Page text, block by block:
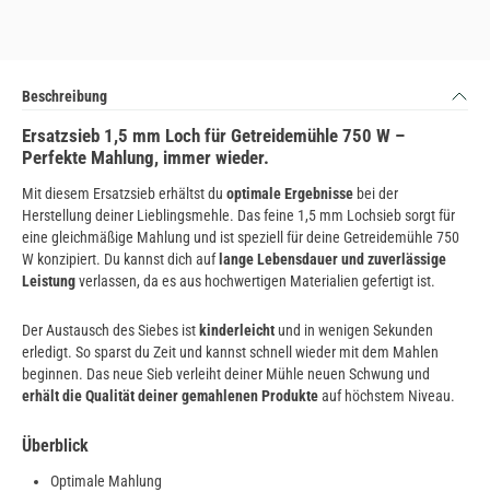
Beschreibung
Ersatzsieb 1,5 mm Loch für Getreidemühle 750 W –
Perfekte Mahlung, immer wieder.
Mit diesem Ersatzsieb erhältst du optimale Ergebnisse bei der
Herstellung deiner Lieblingsmehle. Das feine 1,5 mm Lochsieb sorgt für
eine gleichmäßige Mahlung und ist speziell für deine Getreidemühle 750
W konzipiert. Du kannst dich auf lange Lebensdauer und zuverlässige
Leistungverlassen, da es aus hochwertigen Materialien gefertigt ist.
Der Austausch des Siebes ist kinderleicht und in wenigen Sekunden
erledigt. So sparst du Zeit und kannst schnell wieder mit dem Mahlen
beginnen. Das neue Sieb verleiht deiner Mühle neuen Schwung und
erhält die Qualität deiner gemahlenen Produkteauf höchstem Niveau.
Überblick
Optimale Mahlung